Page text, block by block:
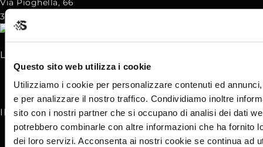
Questo sito web utilizza i cookie
Utilizziamo i cookie per personalizzare contenuti ed
e per analizzare il nostro traffico. Condividiamo inoltre
sito con i nostri partner che si occupano di analisi dei dati
potrebbero combinarle con altre informazioni che ha fornito
dei loro servizi. Acconsenta ai nostri cookie se continua ad
Via Pioghella, 66
30032 – Fiesso D’Artico (VE)
LINK UTILI
FAQ
INFORMAZIONI LEGALI
Politica sulla privacy